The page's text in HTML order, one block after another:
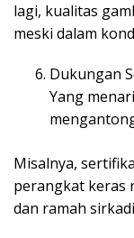
lagi, kualitas
meski dalam
Dukungan
Yang
Misalnya,
perangkat keras
dan ramah